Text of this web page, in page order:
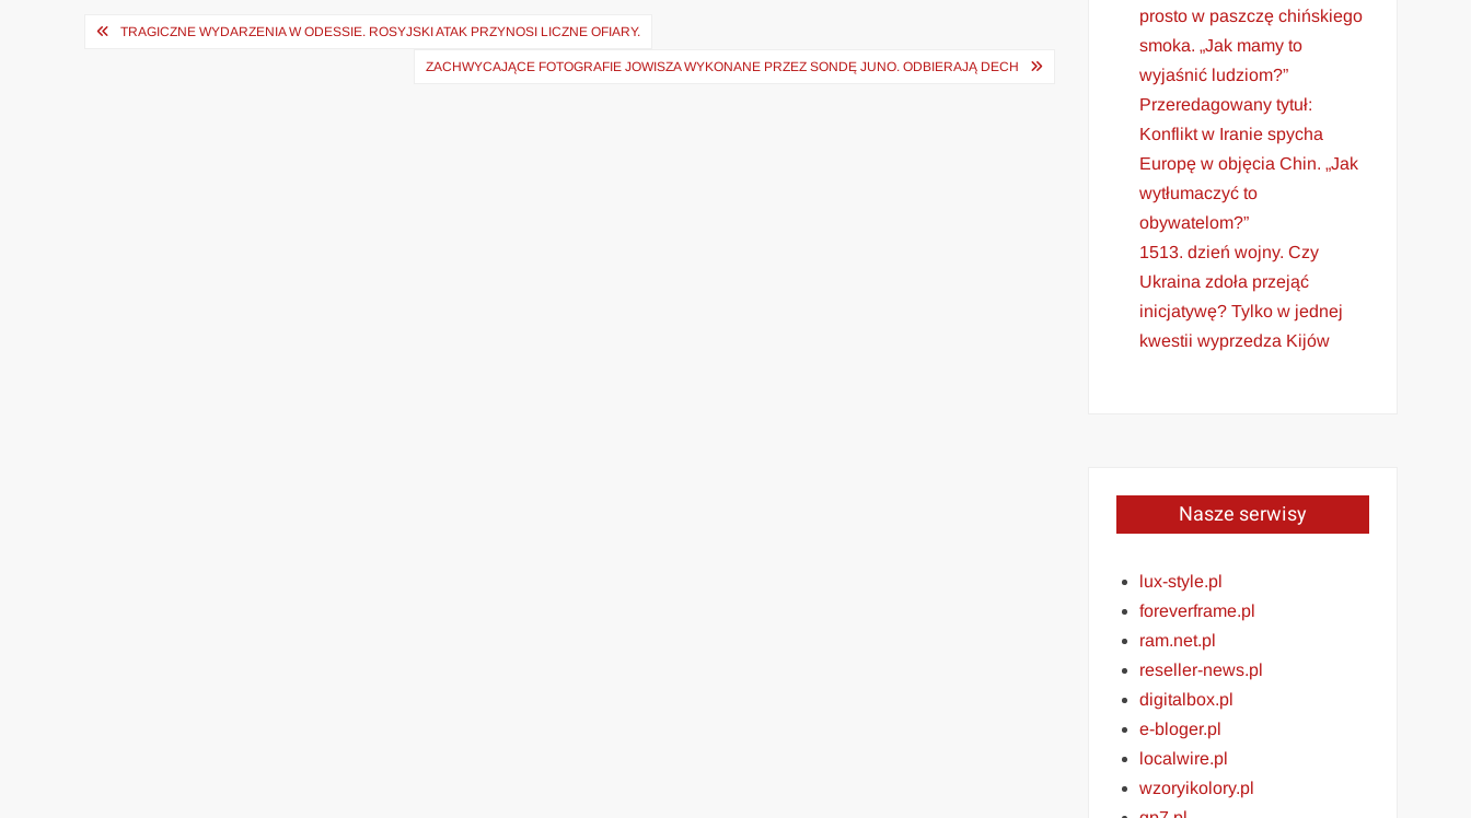
Nawigacja
TRAGICZNE WYDARZENIA W ODESSIE. ROSYJSKI ATAK PRZYNOSI LICZNE OFIARY.
ZACHWYCAJĄCE FOTOGRAFIE JOWISZA WYKONANE PRZEZ SONDĘ JUNO. ODBIERAJĄ DECH
prosto w paszczę chińskiego
smoka. „Jak mamy to
wyjaśnić ludziom?”
Przeredagowany tytuł:
Konflikt w Iranie spycha
Europę w objęcia Chin. „Jak
wytłumaczyć to
obywatelom?”
1513. dzień wojny. Czy
Ukraina zdoła przejąć
inicjatywę? Tylko w jednej
kwestii wyprzedza Kijów
Nasze serwisy
lux-style.pl
foreverframe.pl
ram.net.pl
reseller-news.pl
digitalbox.pl
e-bloger.pl
localwire.pl
wzoryikolory.pl